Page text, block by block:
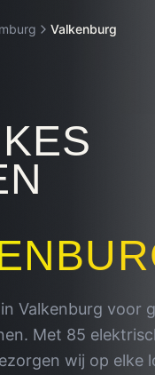
Valkenburg
Valkenburg voor
Met 85
wij op elke